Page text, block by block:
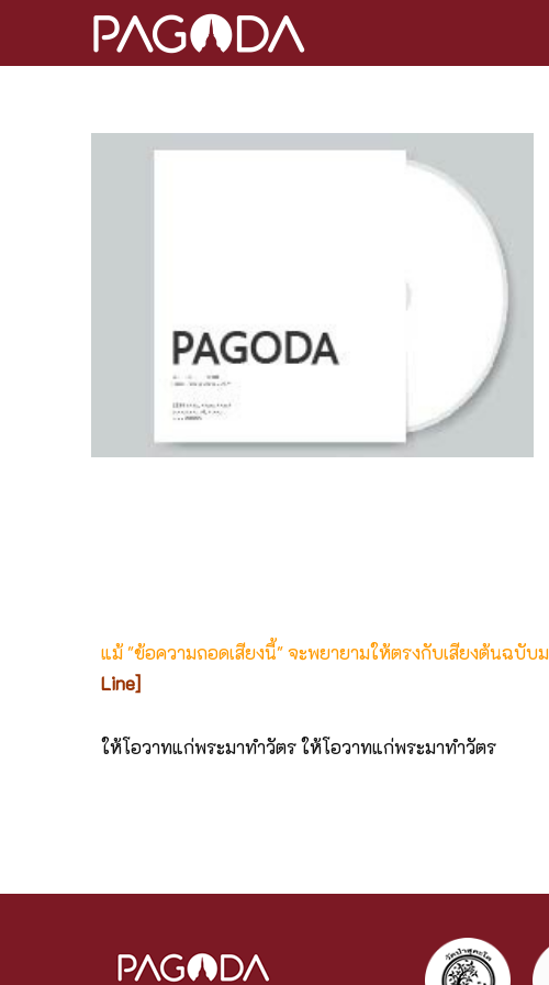
แม้ "ข้อความถอดเสียงนี้" จะพยายามให้ตรงกับเสียงต้นฉบั
Line]
ให้โอวาทแก่พระมาทำวัตร ให้โอวาทแก่พระมาทำวัตร